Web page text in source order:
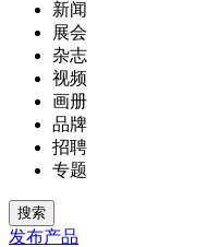
新闻
展会
杂志
视频
画册
品牌
招聘
专题
发布产品